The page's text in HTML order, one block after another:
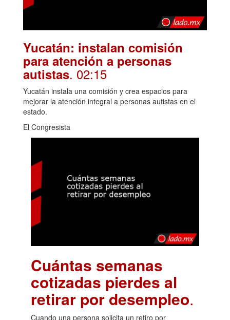
Yucatán: instalan comisión
para atención a personas
autistas. 02:15
Yucatán instala una comisión y crea espacios para
mejorar la atención integral a personas autistas en el
estado.
El Congresista
Cuántas semanas
cotizadas pierdes al
retirar por desempleo.
Cuando una persona solicita un retiro por